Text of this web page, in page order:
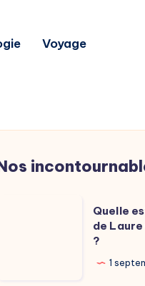
Voyage
Quelle
de
?
1